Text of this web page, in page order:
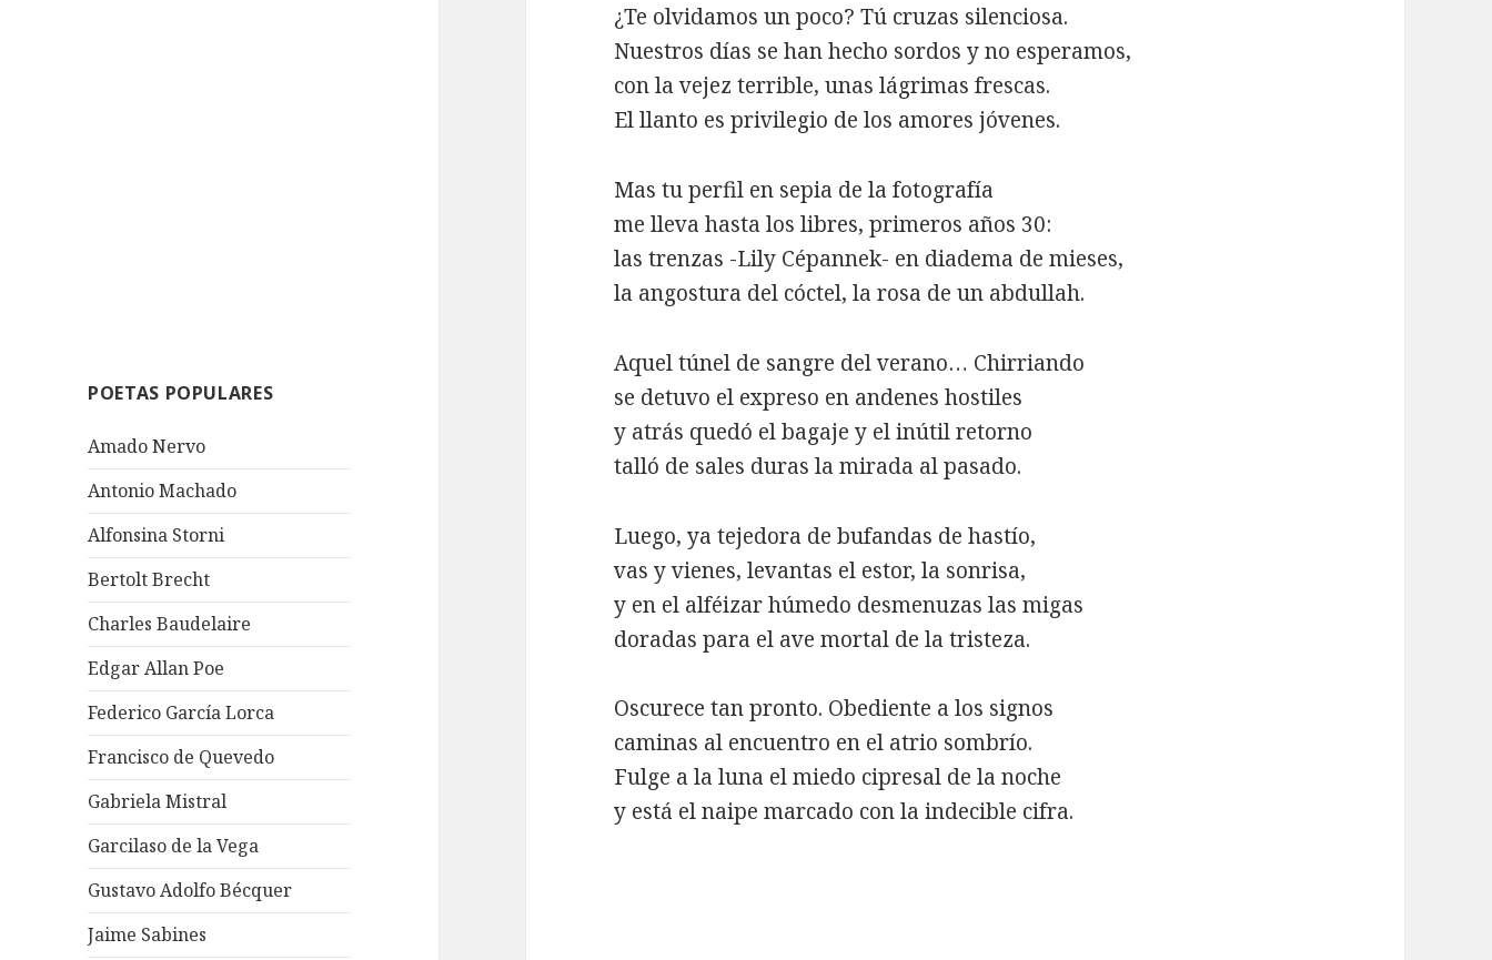
POETAS POPULARES
Amado Nervo
Antonio Machado
Alfonsina Storni
Bertolt Brecht
Charles Baudelaire
Edgar Allan Poe
Federico García Lorca
Francisco de Quevedo
Gabriela Mistral
Garcilaso de la Vega
Gustavo Adolfo Bécquer
Jaime Sabines
¿Te olvidamos un poco? Tú cruzas silenciosa.
Nuestros días se han hecho sordos y no esperamos,
con la vejez terrible, unas lágrimas frescas.
El llanto es privilegio de los amores jóvenes.
Mas tu perfil en sepia de la fotografía
me lleva hasta los libres, primeros años 30:
las trenzas -Lily Cépannek- en diadema de mieses,
la angostura del cóctel, la rosa de un abdullah.
Aquel túnel de sangre del verano… Chirriando
se detuvo el expreso en andenes hostiles
y atrás quedó el bagaje y el inútil retorno
talló de sales duras la mirada al pasado.
Luego, ya tejedora de bufandas de hastío,
vas y vienes, levantas el estor, la sonrisa,
y en el alféizar húmedo desmenuzas las migas
doradas para el ave mortal de la tristeza.
Oscurece tan pronto. Obediente a los signos
caminas al encuentro en el atrio sombrío.
Fulge a la luna el miedo cipresal de la noche
y está el naipe marcado con la indecible cifra.